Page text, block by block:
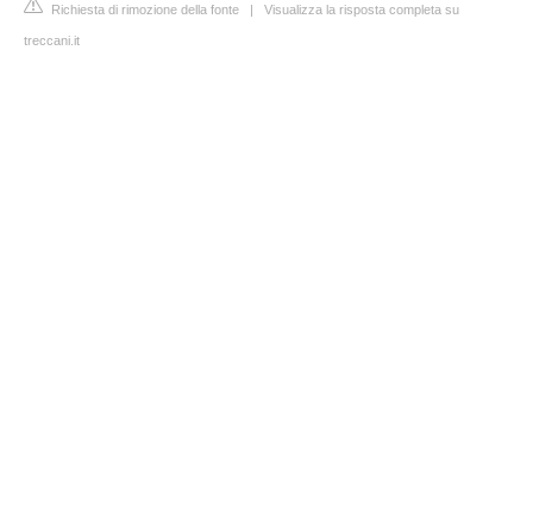
Richiesta di rimozione della fonte | Visualizza la risposta completa su
treccani.it